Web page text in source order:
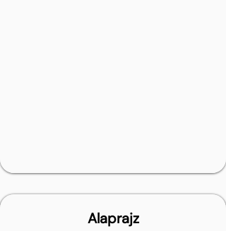
Alaprajz